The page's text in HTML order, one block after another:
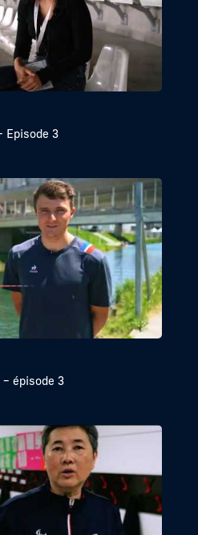
Episode 3
épisode 3